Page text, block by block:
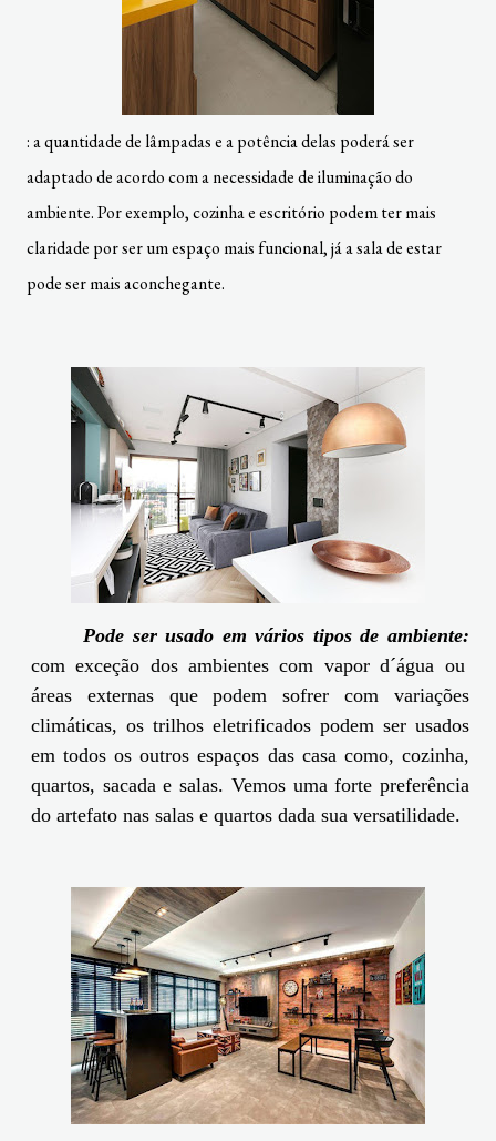
: a quantidade de lâmpadas e a potência delas poderá ser
adaptado de acordo com a necessidade de iluminação do
ambiente. Por exemplo, cozinha e escritório podem ter mais
claridade por ser um espaço mais funcional, já a sala de estar
pode ser mais aconchegante.
Pode ser usado em vários tipos de ambiente:
com exceção dos ambientes com vapor d´água ou
áreas externas que podem sofrer com variações
climáticas, os trilhos eletrificados podem ser usados
em todos os outros espaços das casa como, cozinha,
quartos, sacada e salas. Vemos uma forte preferência
do artefato nas salas e quartos dada sua versatilidade.